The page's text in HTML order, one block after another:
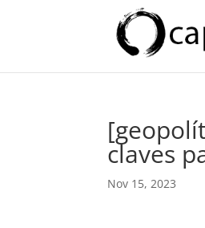
claves
Nov 15, 2023